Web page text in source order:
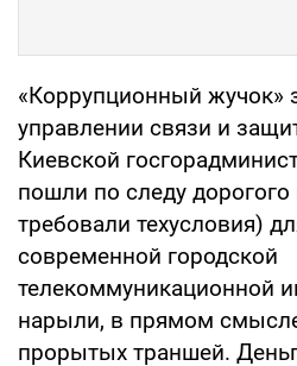
«Коррупционный жучок»
управлении связи и
Киевской
пошли по следу дорогого
требовали техусловия)
современной городской
телекоммуникационной
нарыли, в прямом
прорытых траншей.